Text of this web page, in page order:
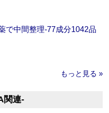
で中間整理‐77成分1042品
もっと見る »
関連‐